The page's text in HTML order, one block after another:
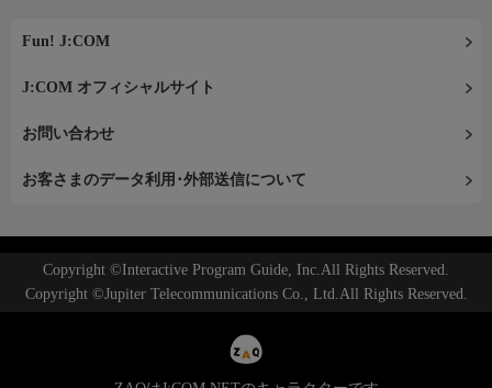
Fun! J:COM
J:COM オフィシャルサイト
お問い合わせ
お客さまのデータ利用･外部送信について
Copyright ©Interactive Program Guide, Inc.All Rights Reserved.
Copyright ©Jupiter Telecommunications Co., Ltd.All Rights Reserved.